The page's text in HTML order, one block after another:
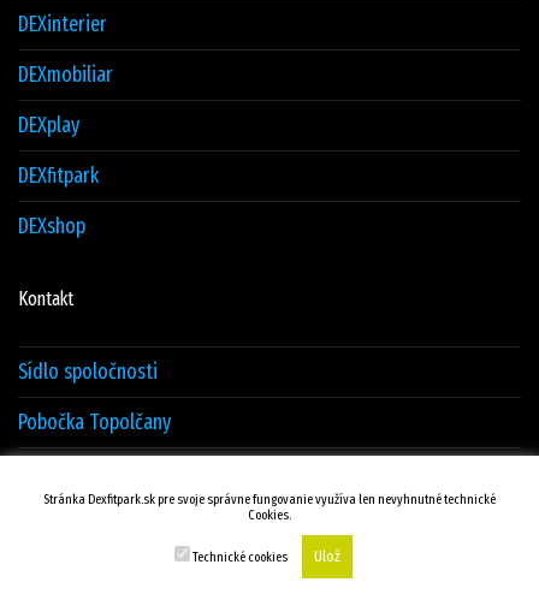
DEXinterier
DEXmobiliar
DEXplay
DEXfitpark
DEXshop
Kontakt
Sídlo spoločnosti
Pobočka Topolčany
Stránka Dexfitpark.sk pre svoje správne fungovanie využíva len nevyhnutné technické
Cookies.
Technické cookies Ulož